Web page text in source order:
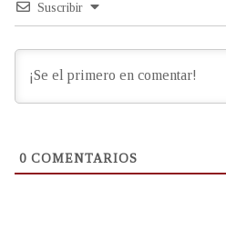
Suscribir
0 COMENTARIOS